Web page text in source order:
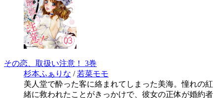
その恋、取扱い注意！ 3巻
杉本ふぁりな / 若菜モモ
美人堂で酔った客に絡まれてしまった美海。憧れの紅
緒に救われたことがきっかけで、彼女の正体が婚約者